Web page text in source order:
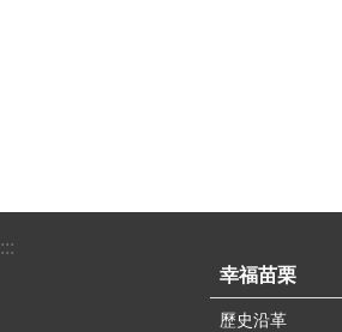
:::
幸福苗栗
歷史沿革